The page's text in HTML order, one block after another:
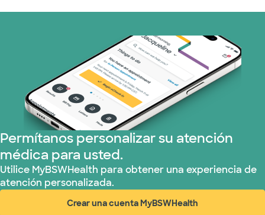
WellMed (15 planes)
Permítanos personalizar su atención
médica para usted.
Utilice MyBSWHealth para obtener una experiencia de
atención personalizada.
Crear una cuenta MyBSWHealth
(abre en ventana nueva)